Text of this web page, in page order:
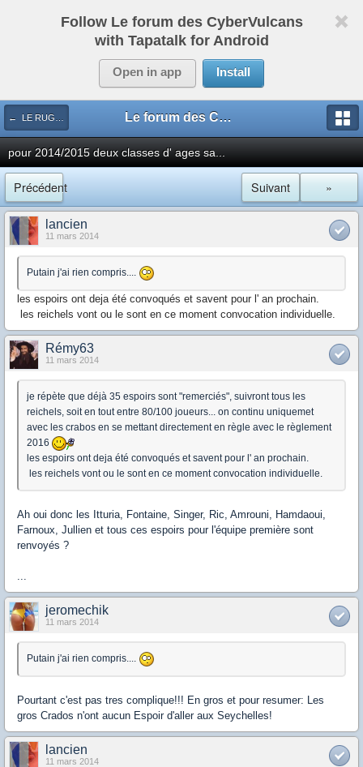
Follow Le forum des CyberVulcans
with Tapatalk for Android
Open in app Install
← LE RUGBY DE CHEZ NOUS Le forum des CyberVulcans
pour 2014/2015 deux classes d' ages sa...
Précédent »
Suivant
lancien
11 mars 2014
Putain j'ai rien compris....
les espoirs ont deja été convoqués et savent pour l' an prochain.
les reichels vont ou le sont en ce moment convocation individuelle.
Rémy63
11 mars 2014
je répète que déjà 35 espoirs sont "remerciés", suivront tous les
reichels, soit en tout entre 80/100 joueurs... on continu uniquemet
avec les crabos en se mettant directement en règle avec le règlement
2016
les espoirs ont deja été convoqués et savent pour l' an prochain.
les reichels vont ou le sont en ce moment convocation individuelle.
Ah oui donc les Itturia, Fontaine, Singer, Ric, Amrouni, Hamdaoui,
Farnoux, Jullien et tous ces espoirs pour l'équipe première sont
renvoyés ?
...
jeromechik
11 mars 2014
Putain j'ai rien compris....
Pourtant c'est pas tres complique!!! En gros et pour resumer: Les
gros Crados n'ont aucun Espoir d'aller aux Seychelles!
lancien
11 mars 2014